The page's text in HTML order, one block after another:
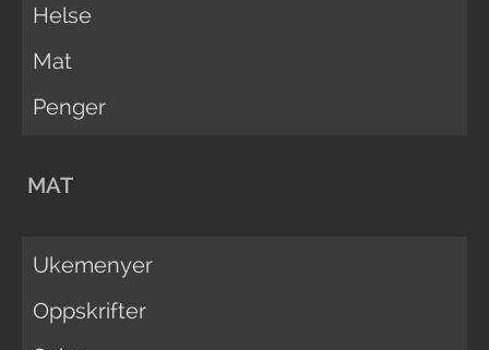
Helse
Mat
Penger
MAT
Ukemenyer
Oppskrifter